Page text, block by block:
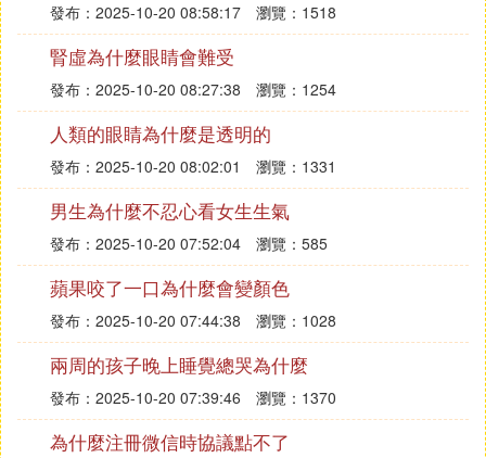
發布：2025-10-20 08:58:17 瀏覽：1518
腎虛為什麼眼睛會難受
發布：2025-10-20 08:27:38 瀏覽：1254
人類的眼睛為什麼是透明的
發布：2025-10-20 08:02:01 瀏覽：1331
男生為什麼不忍心看女生生氣
發布：2025-10-20 07:52:04 瀏覽：585
蘋果咬了一口為什麼會變顏色
發布：2025-10-20 07:44:38 瀏覽：1028
兩周的孩子晚上睡覺總哭為什麼
發布：2025-10-20 07:39:46 瀏覽：1370
為什麼注冊微信時協議點不了